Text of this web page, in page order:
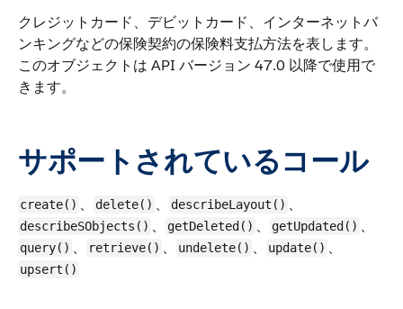
クレジットカード、デビットカード、インターネットバ
ンキングなどの保険契約の保険料支払方法を表します。
このオブジェクトは API バージョン 47.0 以降で使用で
きます。
サポートされているコール
create() 、 delete() 、 describeLayout() 、
describeSObjects() 、 getDeleted() 、 getUpdated() 、
query() 、 retrieve() 、 undelete() 、 update() 、
upsert()